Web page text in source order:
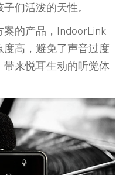
们活泼的天性。
的产品，IndoorLink
高，避免了声音过度
来悦耳生动的听觉体